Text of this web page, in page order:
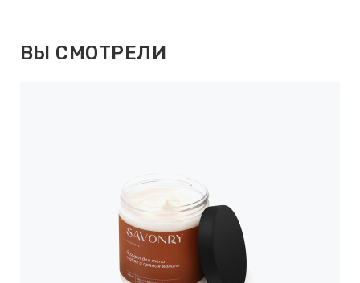
ВЫ СМОТРЕЛИ